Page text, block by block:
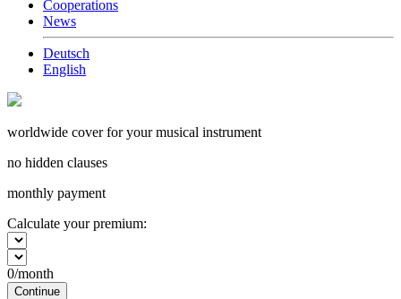
Cooperations
News
Deutsch
English
worldwide cover for your musical instrument
no hidden clauses
monthly payment
Calculate your premium:
0/month
Continue